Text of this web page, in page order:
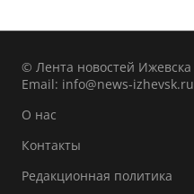
© Лента новостей Ижевска
Email: info@news-izhevsk.ru
О нас
Контакты
Редакционная политика